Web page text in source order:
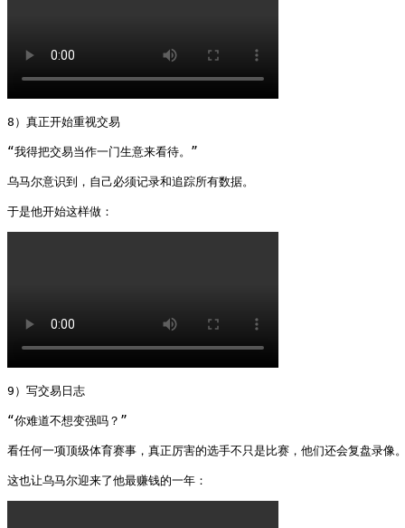
8）真正开始重视交易
“我得把交易当作一门生意来看待。”
乌马尔意识到，自己必须记录和追踪所有数据。
于是他开始这样做：
9）写交易日志
“你难道不想变强吗？”
看任何一项顶级体育赛事，真正厉害的选手不只是比赛，他们还会复盘录像
这也让乌马尔迎来了他最赚钱的一年：